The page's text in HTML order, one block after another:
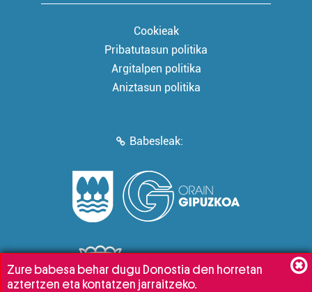
Cookieak
Pribatutasun politika
Argitalpen politika
Aniztasun politika
Babesleak:
Zure babesa behar dugu Donostia den horretan
aztertzen eta kontatzen jarraitzeko.